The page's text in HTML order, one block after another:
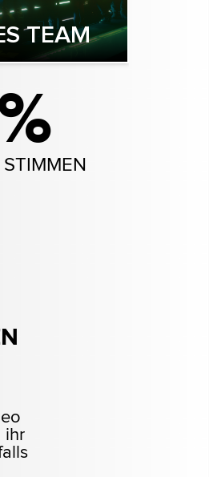
TEAM
ihr